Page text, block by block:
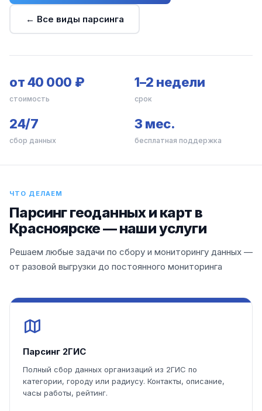
← Все виды парсинга
от 40 000 ₽
стоимость
1–2 недели
срок
24/7
сбор данных
3 мес.
бесплатная поддержка
ЧТО ДЕЛАЕМ
Парсинг геоданных и карт в
Красноярске — наши услуги
Решаем любые задачи по сбору и мониторингу данных —
от разовой выгрузки до постоянного мониторинга
Парсинг 2ГИС
Полный сбор данных организаций из 2ГИС по
категории, городу или радиусу. Контакты, описание,
часы работы, рейтинг.